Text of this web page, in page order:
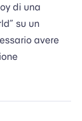
di una
su un
avere